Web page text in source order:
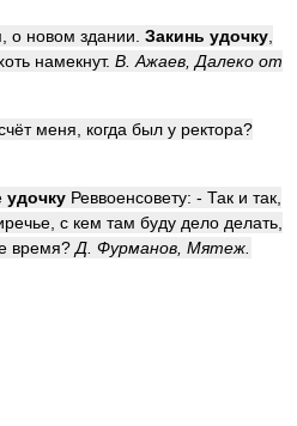
новом здании. Закинь удочку
намекнут. В. Ажаев, Далеко от
меня, когда был у ректора?
удочку Реввоенсовету: - Так и так,
с кем там буду дело делать,
время? Д. Фурманов, Мятеж.